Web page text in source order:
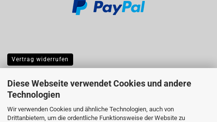
Diese Webseite verwendet Cookies und andere
Technologien
Wir verwenden Cookies und ähnliche Technologien, auch von
Drittanbietern, um die ordentliche Funktionsweise der Website zu
Vertrag widerrufen